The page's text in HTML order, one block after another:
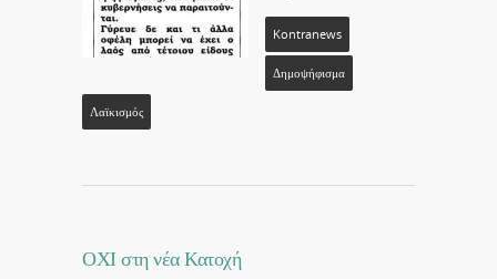
Kontranews
Δημοψήφισμα
Λαϊκισμός
ΟΧΙ στη νέα Κατοχή